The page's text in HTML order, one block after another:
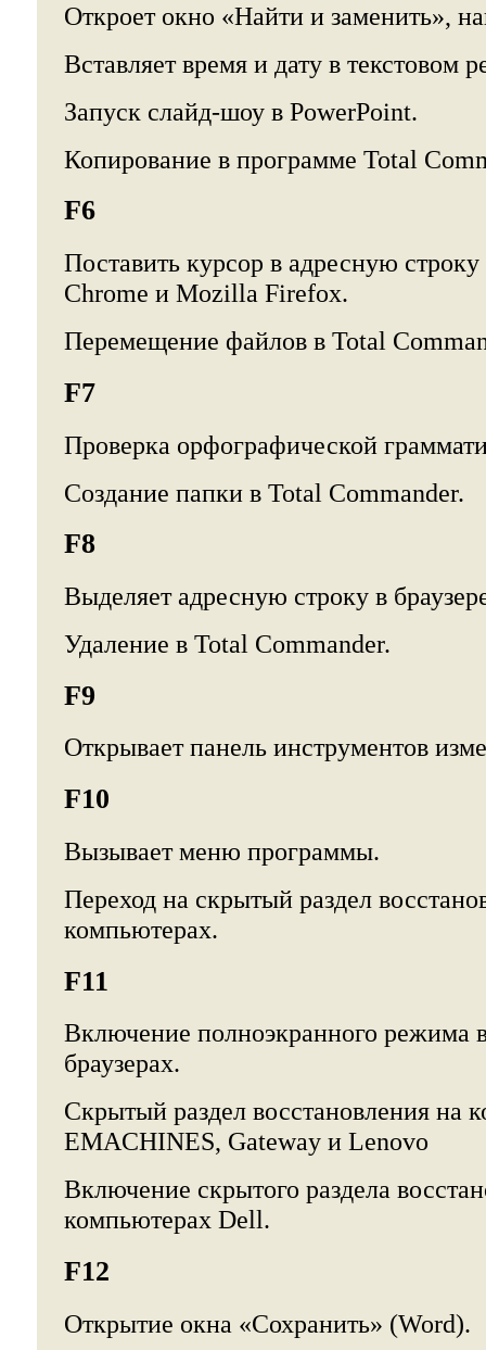
Откроет окно «Найти и заменить»,
Вставляет время и дату в текстовом
Запуск слайд-шоу в PowerPoint.
Копирование в программе Total
F6
Поставить курсор в адресную строку
Chrome и Mozilla Firefox.
Перемещение файлов в Total
F7
Проверка орфографической
Создание папки в Total Commander.
F8
Выделяет адресную строку в
Удаление в Total Commander.
F9
Открывает панель инструментов
F10
Вызывает меню программы.
Переход на скрытый раздел
компьютерах.
F11
Включение полноэкранного режима
браузерах.
Скрытый раздел восстановления на
EMACHINES, Gateway и Lenovo
Включение скрытого раздела
компьютерах Dell.
F12
Открытие окна «Сохранить» (Word).